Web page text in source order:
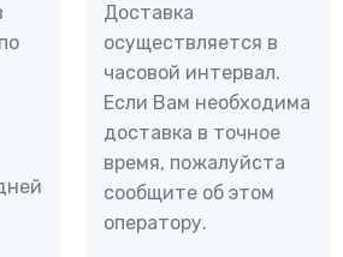
Доставка
осуществляется в
часовой интервал.
Если Вам необходима
доставка в точное
время, пожалуйста
сообщите об этом
оператору.